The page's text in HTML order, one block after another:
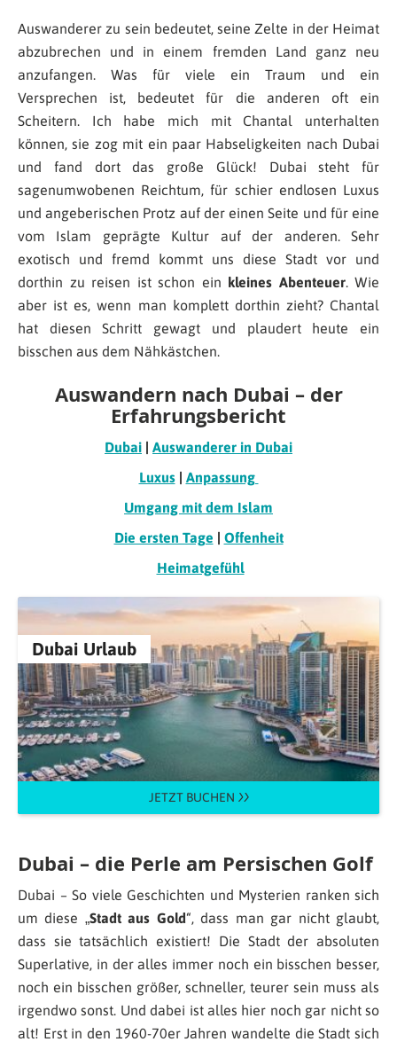
Auswanderer zu sein bedeutet, seine Zelte in der Heimat
abzubrechen und in einem fremden Land ganz neu
anzufangen. Was für viele ein Traum und ein
Versprechen ist, bedeutet für die anderen oft ein
Scheitern. Ich habe mich mit Chantal unterhalten
können, sie zog mit ein paar Habseligkeiten nach Dubai
und fand dort das große Glück! Dubai steht für
sagenumwobenen Reichtum, für schier endlosen Luxus
und angeberischen Protz auf der einen Seite und für eine
vom Islam geprägte Kultur auf der anderen. Sehr
exotisch und fremd kommt uns diese Stadt vor und
dorthin zu reisen ist schon ein kleines Abenteuer. Wie
aber ist es, wenn man komplett dorthin zieht? Chantal
hat diesen Schritt gewagt und plaudert heute ein
bisschen aus dem Nähkästchen.
Auswandern nach Dubai – der
Erfahrungsbericht
Dubai | Auswanderer in Dubai
Luxus| Anpassung
Umgang mit dem Islam
Die ersten Tage | Offenheit
Heimatgefühl
Dubai Urlaub
JETZT BUCHEN
Dubai – die Perle am Persischen Golf
Dubai – So viele Geschichten und Mysterien ranken sich
um diese „Stadt aus Gold“, dass man gar nicht glaubt,
dass sie tatsächlich existiert! Die Stadt der absoluten
Superlative, in der alles immer noch ein bisschen besser,
noch ein bisschen größer, schneller, teurer sein muss als
irgendwo sonst. Und dabei ist alles hier noch gar nicht so
alt! Erst in den 1960-70er Jahren wandelte die Stadt sich